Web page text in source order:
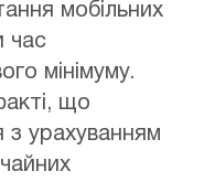
мобільних
час
мінімуму.
що
з урахуванням